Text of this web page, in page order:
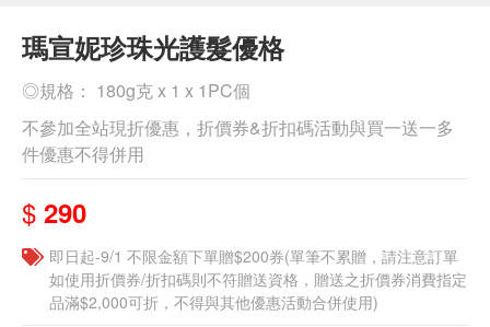
瑪宣妮珍珠光護髮優格
◎規格： 180g克 x 1 x 1PC個
不參加全站現折優惠，折價券&折扣碼活動與買一送一多
件優惠不得併用
$ 290
即日起-9/1 不限金額下單贈$200券(單筆不累贈，請注意訂單
如使用折價券/折扣碼則不符贈送資格，贈送之折價券消費指定
品滿$2,000可折，不得與其他優惠活動合併使用)